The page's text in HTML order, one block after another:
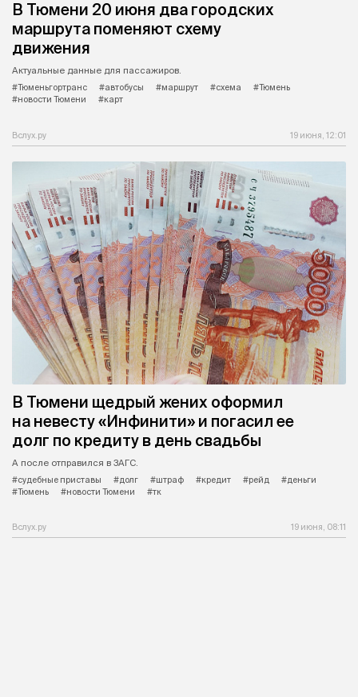
В Тюмени 20 июня два городских
маршрута поменяют схему
движения
Актуальные данные для пассажиров.
#Тюменьгортранс
#автобусы #маршрут #схема
#Тюмень
#новости Тюмени
#карт
Вслух.ру 19 июня, 12:01
В Тюмени щедрый жених оформил
на невесту «Инфинити» и погасил ее
долг по кредиту в день свадьбы
А после отправился в ЗАГС.
#судебные приставы
#долг #штраф #кредит #рейд
#деньги
#Тюмень
#новости Тюмени #тк
Вслух.ру 19 июня, 08:11